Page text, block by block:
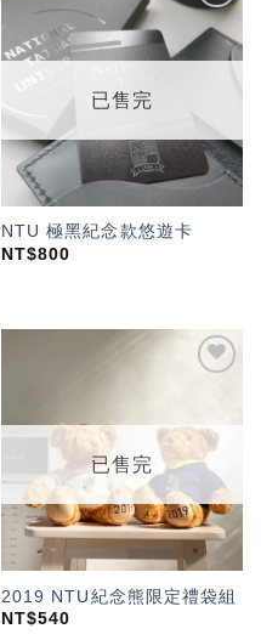
加入
「願
望輕
已售完
NTU 極黑紀念款悠遊卡
NT$800
單」
已售完
2019 NTU紀念熊限定禮袋組
NT$540